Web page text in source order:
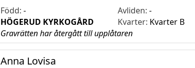
Född: - Avliden:-
HÖGERUD KYRKOGÅRD
Kvarter: Kvarter B
Gravrätten har återgått till upplåtaren
Anna Lovisa